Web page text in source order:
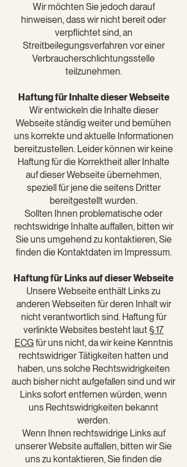
Wir möchten Sie jedoch darauf
hinweisen, dass wir nicht bereit oder
verpflichtet sind, an
Streitbeilegungsverfahren vor einer
Verbraucherschlichtungsstelle
teilzunehmen.
Haftung für Inhalte dieser Webseite
Wir entwickeln die Inhalte dieser
Webseite ständig weiter und bemühen
uns korrekte und aktuelle Informationen
bereitzustellen. Leider können wir keine
Haftung für die Korrektheit aller Inhalte
auf dieser Webseite übernehmen,
speziell für jene die seitens Dritter
bereitgestellt wurden.
Sollten Ihnen problematische oder
rechtswidrige Inhalte auffallen, bitten wir
Sie uns umgehend zu kontaktieren, Sie
finden die Kontaktdaten im Impressum.
Haftung für Links auf dieser Webseite
Unsere Webseite enthält Links zu
anderen Webseiten für deren Inhalt wir
nicht verantwortlich sind. Haftung für
verlinkte Websites besteht laut§ 17
ECG für uns nicht, da wir keine Kenntnis
rechtswidriger Tätigkeiten hatten und
haben, uns solche Rechtswidrigkeiten
auch bisher nicht aufgefallen sind und wir
Links sofort entfernen würden, wenn
uns Rechtswidrigkeiten bekannt
werden.
Wenn Ihnen rechtswidrige Links auf
unserer Website auffallen, bitten wir Sie
uns zu kontaktieren, Sie finden die